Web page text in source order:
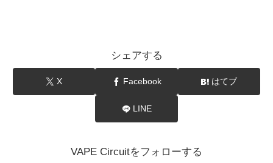
シェアする
X Facebook はてブ
LINE
VAPE Circuitをフォローする